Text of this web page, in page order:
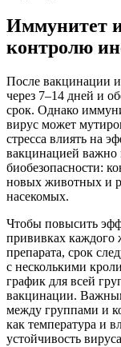
Иммунитет
контролю
После вакцинации
через 7–14 дней и
срок. Однако
вирус может
стресса влиять на
вакцинацией важно
биобезопасности:
новых животных и
насекомых.
Чтобы повысить
прививках каждого
препарата, срок
с несколькими
график для всей
вакцинации.
между группами и
как температура и
устойчивость